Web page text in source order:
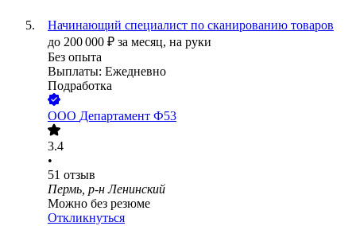
Начинающий специалист по сканированию товаров
до 200 000 ₽ за месяц, на руки
Без опыта
Выплаты: Ежедневно
Подработка
ООО Департамент Ф53
3.4
•
51 отзыв
Пермь, р-н Ленинский
Можно без резюме
Откликнуться